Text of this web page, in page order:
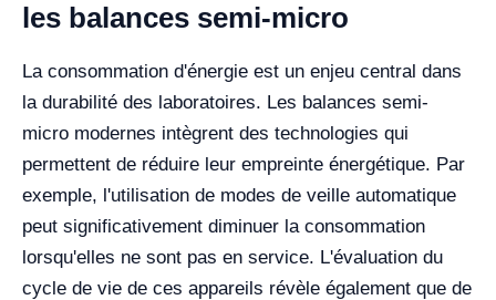
les balances semi-micro
La consommation d'énergie est un enjeu central dans
la durabilité des laboratoires. Les balances semi-
micro modernes intègrent des technologies qui
permettent de réduire leur empreinte énergétique. Par
exemple, l'utilisation de modes de veille automatique
peut significativement diminuer la consommation
lorsqu'elles ne sont pas en service. L'évaluation du
cycle de vie de ces appareils révèle également que de